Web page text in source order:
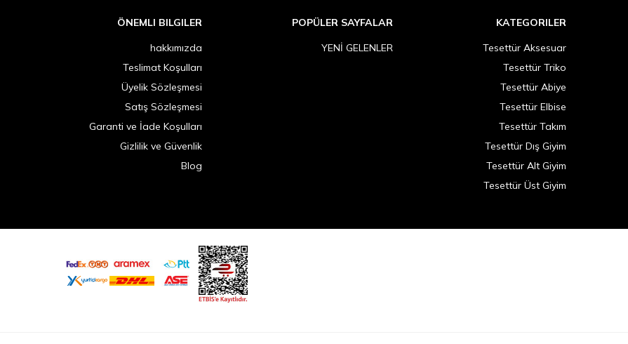
KATEGORILER
Tesettür Aksesuar
Tesettür Triko
Tesettür Abiye
Tesettür Elbise
Tesettür Takım
Tesettür Dış Giyim
Tesettür Alt Giyim
Tesettür Üst Giyim
POPÜLER SAYFALAR
YENİ GELENLER
ÖNEMLI BILGILER
hakkımızda
Teslimat Koşulları
Üyelik Sözleşmesi
Satış Sözleşmesi
Garanti ve İade Koşulları
Gizlilik ve Güvenlik
Blog